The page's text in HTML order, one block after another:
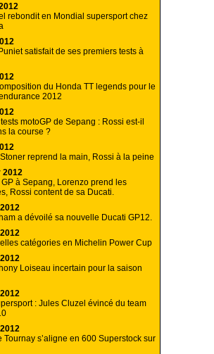
rebondit en Mondial supersport chez
satisfait de ses premiers tests à
du Honda TT legends pour le
2012
motoGP de Sepang : Rossi est-il
la course ?
reprend la main, Rossi à la peine
2012
GP à Sepang, Lorenzo prend les
Rossi content de sa Ducati.
a dévoilé sa nouvelle Ducati GP12.
catégories en Michelin Power Cup
Loiseau incertain pour la saison
: Jules Cluzel évincé du team
Tournay s’aligne en 600 Superstock sur